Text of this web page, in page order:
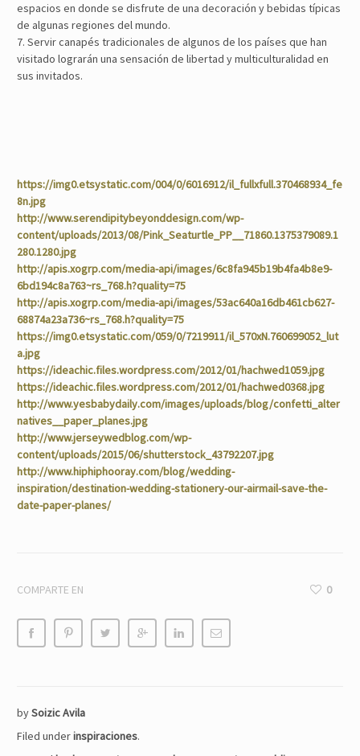
espacios en donde se disfrute de una decoración y bebidas típicas
de algunas regiones del mundo.
7. Servir canapés tradicionales de algunos de los países que han
visitado lograrán una sensación de libertad y multiculturalidad en
sus invitados.
https://img0.etsystatic.com/004/0/6016912/il_fullxfull.370468934_fe
8n.jpg
http://www.serendipitybeyonddesign.com/wp­
content/uploads/2013/08/Pink_Seaturtle_PP__71860.1375379089.1
280.1280.jpg
http://apis.xogrp.com/media-api/images/6c8fa945­b19b­4fa4­b8e9­
6bd194c8a763~rs_768.h?quality=75
http://apis.xogrp.com/media-api/images/53ac640a­16db­461c­b627­
68874a23a736~rs_768.h?quality=75
https://img0.etsystatic.com/059/0/7219911/il_570xN.760699052_lut
a.jpg
https://ideachic.files.wordpress.com/2012/01/hachwed1059.jpg
https://ideachic.files.wordpress.com/2012/01/hachwed0368.jpg
http://www.yesbabydaily.com/images/uploads/blog/confetti_alter
natives_­_paper_planes.jpg
http://www.jerseywedblog.com/wp­
content/uploads/2015/06/shutterstock_43792207.jpg
http://www.hiphiphooray.com/blog/wedding-
inspiration/destination-wedding-stationery-our-airmail-save-the-
date-paper-planes/
COMPARTE EN 0
bySoizic Avila
Filed underinspiraciones.